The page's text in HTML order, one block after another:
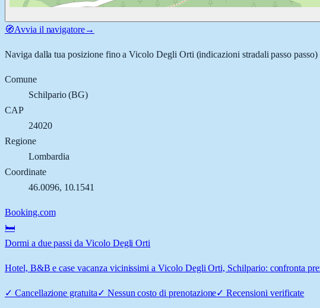
🧭Avvia il navigatore→
Naviga dalla tua posizione fino aVicolo Degli Orti (indicazioni stradali passo passo)
Comune
Schilpario(BG)
CAP
24020
Regione
Lombardia
Coordinate
46.0096, 10.1541
Booking.com
🛏️
Dormi a due passi da Vicolo Degli Orti
Hotel, B&B e case vacanza vicinissimi a Vicolo Degli Orti, Schilpario: confronta
✓ Cancellazione gratuita✓ Nessun costo di prenotazione✓Recensioni verificate